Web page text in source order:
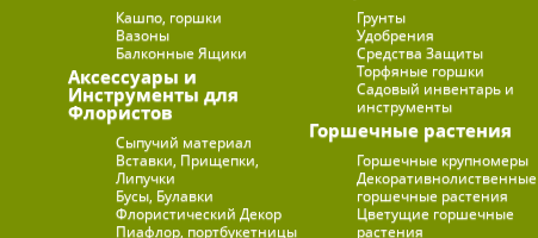
Кашпо, горшки
Вазоны
Балконные Ящики
Аксессуары и
Инструменты для
Флористов
Сыпучий материал
Вставки, Прищепки,
Липучки
Бусы, Булавки
Флористический Декор
Пиафлор, портбукетницы
Грунты
Удобрения
Средства Защиты
Торфяные горшки
Садовый инвентарь и
инструменты
Горшечные растения
Горшечные крупномеры
Декоративнолиственные
горшечные растения
Цветущие горшечные
растения